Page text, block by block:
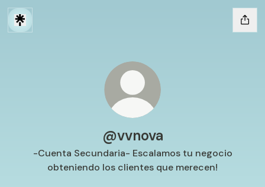
@vvnova
-Cuenta Secundaria- Escalamos tu negocio
obteniendo los clientes que merecen!